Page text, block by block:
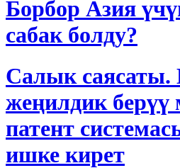
Борбор Азия
сабак болду?
Салык саясаты.
жеңилдик берүү
патент
ишке кирет